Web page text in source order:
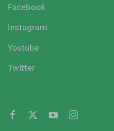
Facebook
Instagram
Youtube
Twitter